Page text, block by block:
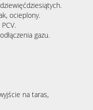
ocieplony.
gazu.
na taras,